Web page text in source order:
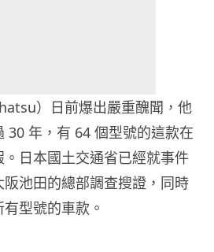
）日前爆出嚴重醜聞，他
30 年，有 64 個型號的這款在
日本國土交通省已經就事件
池田的總部調查搜證，同時
型號的車款。